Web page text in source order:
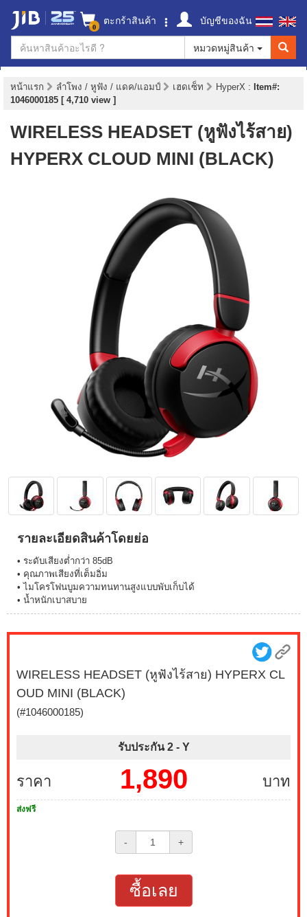
0 ตะกร้าสินค้า
บัญชีของฉัน
หมวดหมู่สินค้า
หน้าแรก ลำโพง / หูฟัง / แดค/แอมป์ เฮดเซ็ท HyperX : Item#:
1046000185 [ 4,710 view ]
WIRELESS HEADSET (หูฟังไร้สาย)
HYPERX CLOUD MINI (BLACK)
รายละเอียดสินค้าโดยย่อ
• ระดับเสียงต่ำกว่า 85dB
• คุณภาพเสียงที่เต็มอิ่ม
• ไมโครโฟนบูมความทนทานสูงแบบพับเก็บได้
• น้ำหนักเบาสบาย
WIRELESS HEADSET (หูฟังไร้สาย) HYPERX CL
OUD MINI (BLACK)
(#1046000185)
รับประกัน 2 - Y
ราคา บาท
1,890
ส่งฟรี
- +
ซื้อเลย